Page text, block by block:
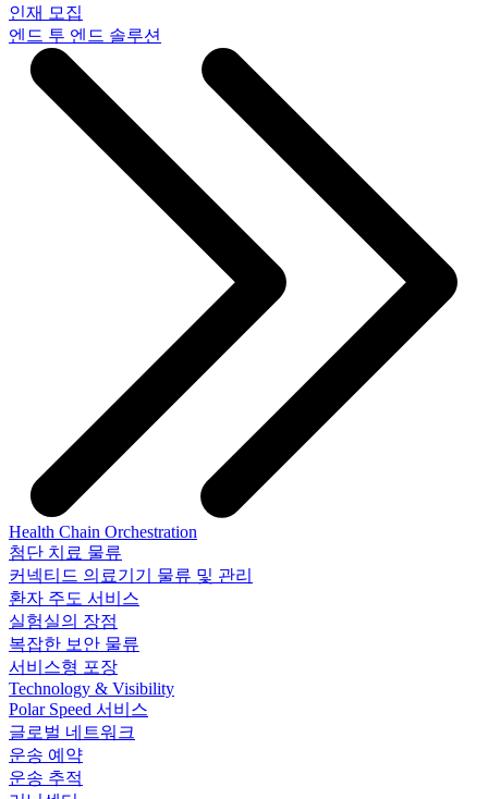
인재 모집
엔드 투 엔드 솔루션
Health Chain Orchestration
첨단 치료 물류
커넥티드 의료기기 물류 및 관리
환자 주도 서비스
실험실의 장점
복잡한 보안 물류
서비스형 포장
Technology & Visibility
Polar Speed 서비스
글로벌 네트워크
운송 예약
운송 추적